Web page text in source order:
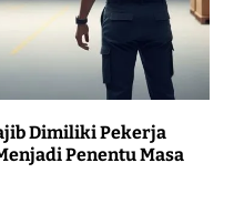
Dimiliki Pekerja
Penentu Masa